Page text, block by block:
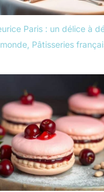
Paris : un délice à
Pâtisseries